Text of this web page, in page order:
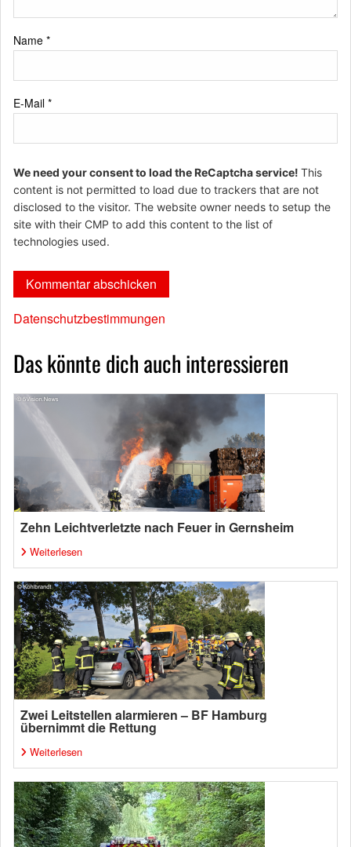
Name *
E-Mail *
We need your consent to load the ReCaptcha service! This
content is not permitted to load due to trackers that are not
disclosed to the visitor. The website owner needs to setup the
site with their CMP to add this content to the list of
technologies used.
Datenschutzbestimmungen
Das könnte dich auch interessieren
Zehn Leichtverletzte nach Feuer in Gernsheim
Weiterlesen
Zwei Leitstellen alarmieren – BF Hamburg
übernimmt die Rettung
Weiterlesen